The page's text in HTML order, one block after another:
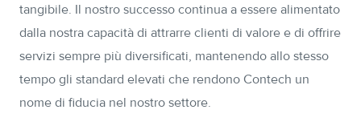
tangibile. Il nostro successo continua a essere alimentato
dalla nostra capacità di attrarre clienti di valore e di offrire
servizi sempre più diversificati, mantenendo allo stesso
tempo gli standard elevati che rendono Contech un
nome di fiducia nel nostro settore.